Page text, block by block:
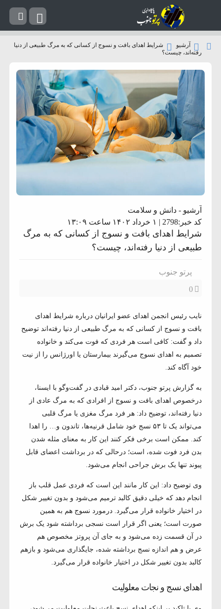
آرشیو
شرایط اهدای بافت و نسوج از کسانی که به مرگ طبیعی از دنیا
رفته‌اند، چیست؟
آرشیو - دانش و سلامت
کد خبر:2798 | ۱ خرداد ۱۴۰۲ ساعت ۱۳:۰۹
شرایط اهدای بافت و نسوج از کسانی که به مرگ
طبیعی از دنیا رفته‌اند، چیست؟
پرتو جنوب
0
نایب رئیس انجمن اهدای عضو ایرانیان درباره شرایط اهدای
بافت و نسوج از کسانی که به مرگ طبیعی از دنیا رفته‌اند توضیح
داد و گفت: کافی است هر فردی که فوت می‌کند و خانواده
تصمیم به اهدای نسوج می‌گیرند بیمارستان یا اورژانس را از نیت
خود آگاه کند.
به گزارش پرتو جنوب، دکتر امید قبادی در گفت‌وگو با ایسنا،
درخصوص اهدای بافت و نسوج از افرادی که به مرگ عادی از
دنیا رفته‌اند، توضیح داد: هر فرد مرگ مغزی یا مرگ قلبی
می‌تواند یک تا ۵۳ نسج خود شامل قرنیه‌ها، تاندون و… را اهدا
کند. ممکن است برخی فکر کنند این کار به معنای مثله شدن
بدن فرد فوت شده، است؛ درحالی که در برداشت اعضای قابل
پیوند تنها یک برش جراحی انجام می‌شود.
وی توضیح داد: این کار مانند این است که فردی عمل قلب باز
انجام دهد که خیلی دقیق کالبد ترمیم می‌شود و بدون تغییر شکل
در اختیار خانواده قرار می‌گیرد. درمورد نسوج هم به همین
صورت است؛ یعنی اگر قرار است نسجی برداشته شود یک برش
در آن قسمت زده می‌شود و به جای آن پروتز مخصوص هم
عرض و هم اندازه نسج برداشته شده، جایگذاری می‌شود و بازهم
کالبد بدون تغییر شکل در اختیار خانواده قرار می‌گیرد.
اهدای نسج و نجات معلولیت